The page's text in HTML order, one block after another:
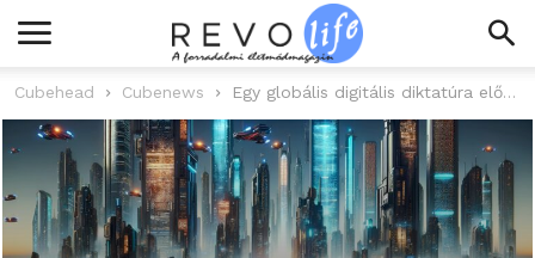
Cubehead Cubenews Egy globális digitális diktatúra előszobájában állunk